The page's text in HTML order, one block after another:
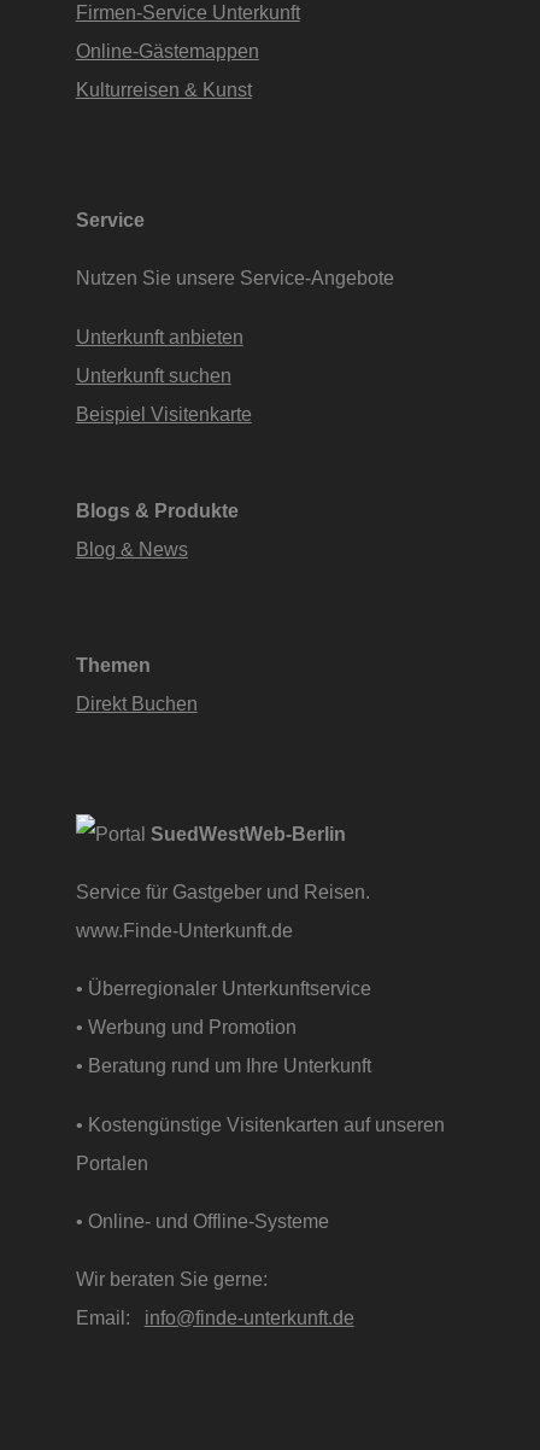
Firmen-Service Unterkunft
Online-Gästemappen
Kulturreisen & Kunst
Service
Nutzen Sie unsere Service-Angebote
Unterkunft anbieten
Unterkunft suchen
Beispiel Visitenkarte
Blogs & Produkte
Blog & News
Themen
Direkt Buchen
SuedWestWeb-Berlin
Service für Gastgeber und Reisen.
www.Finde-Unterkunft.de
• Überregionaler Unterkunftservice
• Werbung und Promotion
• Beratung rund um Ihre Unterkunft
• Kostengünstige Visitenkarten auf unseren
Portalen
• Online- und Offline-Systeme
Wir beraten Sie gerne:
Email: info@finde-unterkunft.de